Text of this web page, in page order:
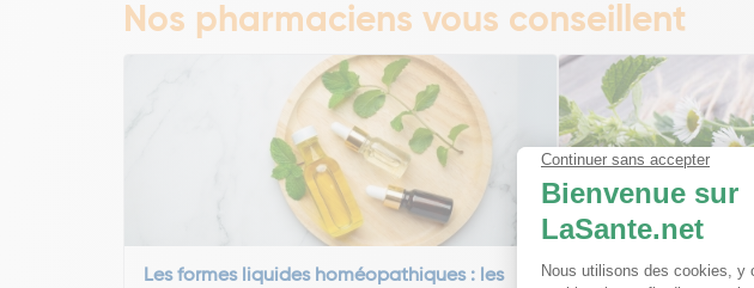
Nos pharmaciens vous conseillent
Les formes liquides homéopathiques : les
Ma trousse à